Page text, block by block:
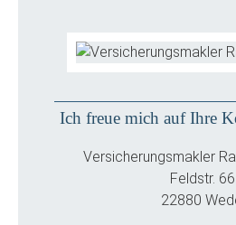
Ich freue mich auf Ihre
Versicherungsmakler
Feldstr. 66
22880